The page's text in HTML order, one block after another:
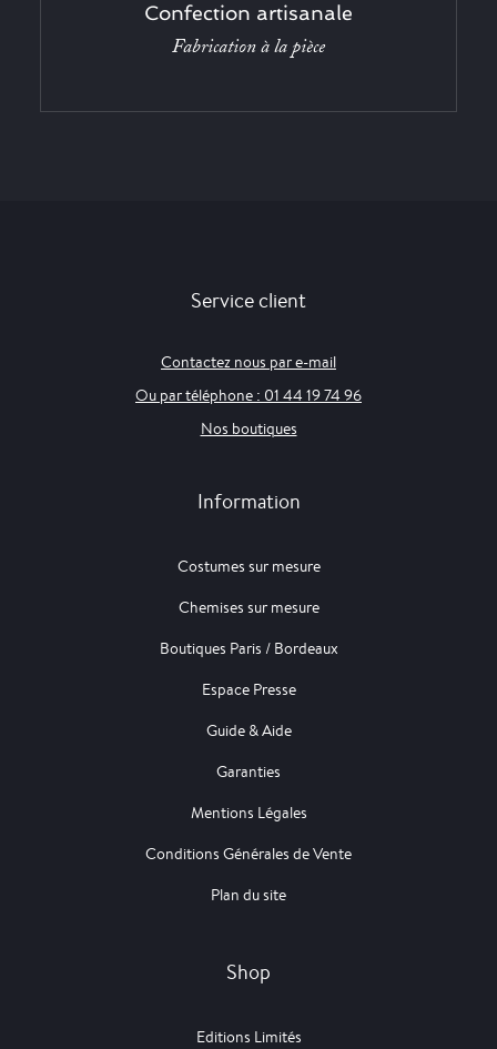
Confection artisanale
Fabrication à la pièce
Service client
Contactez nous par e-mail
Ou par téléphone : 01 44 19 74 96
Nos boutiques
Information
Costumes sur mesure
Chemises sur mesure
Boutiques Paris / Bordeaux
Espace Presse
Guide & Aide
Garanties
Mentions Légales
Conditions Générales de Vente
Plan du site
Shop
Editions Limités